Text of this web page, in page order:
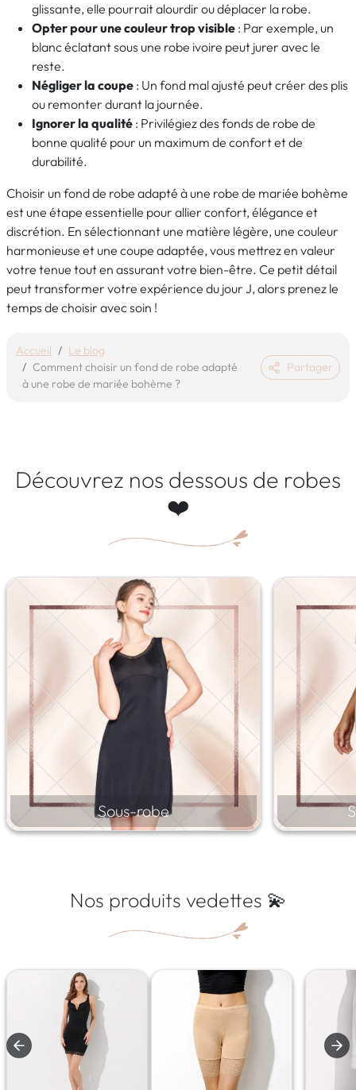
glissante, elle pourrait alourdir ou déplacer la robe.
Opter pour une couleur trop visible : Par exemple, un
blanc éclatant sous une robe ivoire peut jurer avec le
reste.
Négliger la coupe : Un fond mal ajusté peut créer des plis
ou remonter durant la journée.
Ignorer la qualité : Privilégiez des fonds de robe de
bonne qualité pour un maximum de confort et de
durabilité.
Choisir un fond de robe adapté à une robe de mariée bohème
est une étape essentielle pour allier confort, élégance et
discrétion. En sélectionnant une matière légère, une couleur
harmonieuse et une coupe adaptée, vous mettrez en valeur
votre tenue tout en assurant votre bien-être. Ce petit détail
peut transformer votre expérience du jour J, alors prenez le
temps de choisir avec soin !
Accueil
Le blog
Comment choisir un fond de robe adapté
à une robe de mariée bohème ?
Partager
Découvrez nos dessous de robes
❤️
Sous-robe
Nos produits vedettes 💫